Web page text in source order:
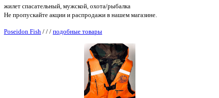
жилет спасательный, мужской, охота/рыбалка
Не пропускайте акции и распродажи в нашем магазине.
Poseidon Fish / / / подобные товары